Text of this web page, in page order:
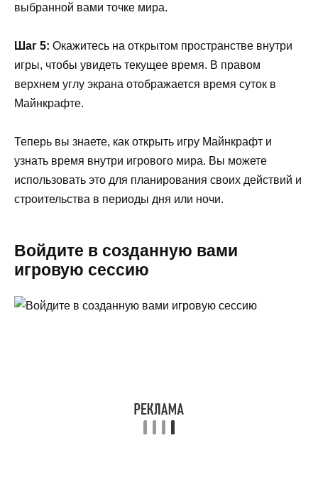
выбранной вами точке мира.
Шаг 5: Окажитесь на открытом пространстве внутри
игры, чтобы увидеть текущее время. В правом
верхнем углу экрана отображается время суток в
Майнкрафте.
Теперь вы знаете, как открыть игру Майнкрафт и
узнать время внутри игрового мира. Вы можете
использовать это для планирования своих действий и
строительства в периоды дня или ночи.
Войдите в созданную вами
игровую сессию